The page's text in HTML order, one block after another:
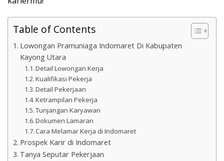
Table of Contents
Lowongan Pramuniaga Indomaret Di Kabupaten
Kayong Utara
Detail Lowongan Kerja
Kualifikasi Pekerja
Detail Pekerjaan
Ketrampilan Pekerja
Tunjangan Karyawan
Dokumen Lamaran
Cara Melamar Kerja di Indomaret
Prospek Karir di Indomaret
Tanya Seputar Pekerjaan